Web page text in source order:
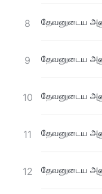
8 தேவனுடைய
9 தேவனுடைய
10 தேவனுடைய
11 தேவனுடைய
12 தேவனுடைய